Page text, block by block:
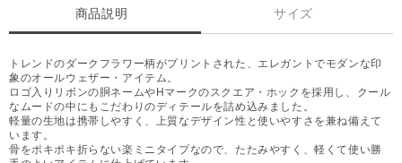
商品説明 サイズ
トレンドのダークフラワー柄がプリントされた、エレガントでモダンな印
象のオールウェザー・アイテム。
ロゴ入りリボンの胴ネームやHマークのスクエア・ホックを採用し、クール
なムードの中にもこだわりのディテールを詰め込みました。
軽量の生地は携帯しやすく、上質なデザイン性と使いやすさを兼ね備えて
います。
骨をポキポキ折らない楽ミニタイプなので、たたみやすく、軽くて使い勝